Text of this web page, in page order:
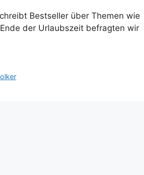
Bestseller über Themen wie
der Urlaubszeit befragten wir